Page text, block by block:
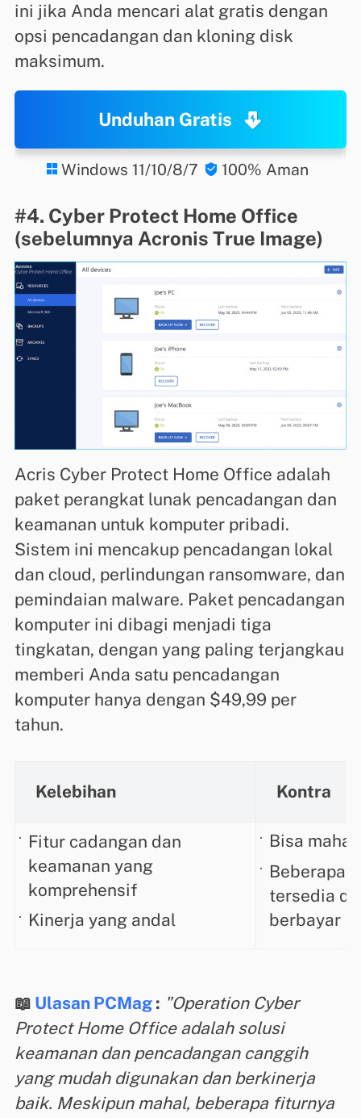
ini jika Anda mencari alat gratis dengan
opsi pencadangan dan kloning disk
maksimum.
Unduhan Gratis
 Windows 11/10/8/7  100% Aman
#4. Cyber ​​Protect Home Office
(sebelumnya Acronis True Image)
Acris Cyber ​​Protect Home Office adalah
paket perangkat lunak pencadangan dan
keamanan untuk komputer pribadi.
Sistem ini mencakup pencadangan lokal
dan cloud, perlindungan ransomware, dan
pemindaian malware. Paket pencadangan
komputer ini dibagi menjadi tiga
tingkatan, dengan yang paling terjangkau
memberi Anda satu pencadangan
komputer hanya dengan $49,99 per
tahun.
Kelebihan Kontra
Fitur cadangan dan
keamanan yang
komprehensif
Kinerja yang andal
Bisa mahal
Beberapa
tersedia
berbayar
📖 Ulasan PCMag: "Operation Cyber ​​
Protect Home Office adalah solusi
keamanan dan pencadangan canggih
yang mudah digunakan dan berkinerja
baik. Meskipun mahal, beberapa fiturnya